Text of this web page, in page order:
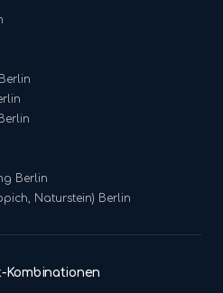
Berlin
Berlin
Berlin
Naturstein) Berlin
Kombinationen